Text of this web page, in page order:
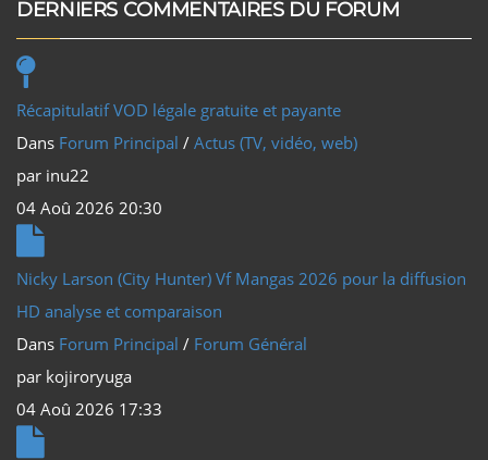
DERNIERS COMMENTAIRES DU FORUM
Récapitulatif VOD légale gratuite et payante
Dans Forum Principal / Actus (TV, vidéo, web)
par inu22
04 Aoû 2026 20:30
Nicky Larson (City Hunter) Vf Mangas 2026 pour la diffusion
HD analyse et comparaison
Dans Forum Principal / Forum Général
par kojiroryuga
04 Aoû 2026 17:33